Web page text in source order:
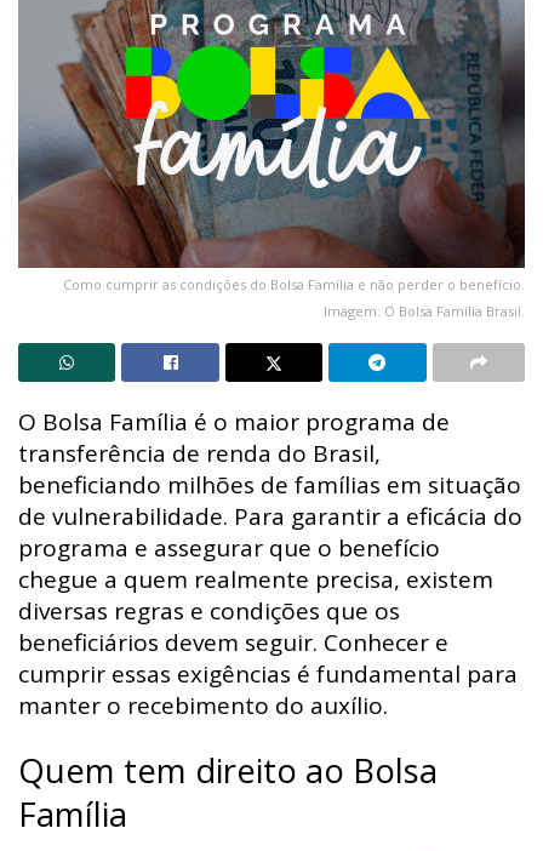
Como cumprir as condições do Bolsa Família e não perder o benefício.
Imagem: O Bolsa Família Brasil.
O Bolsa Família é o maior programa de
transferência de renda do Brasil,
beneficiando milhões de famílias em situação
de vulnerabilidade. Para garantir a eficácia do
programa e assegurar que o benefício
chegue a quem realmente precisa, existem
diversas regras e condições que os
beneficiários devem seguir. Conhecer e
cumprir essas exigências é fundamental para
manter o recebimento do auxílio.
Quem tem direito ao Bolsa
Família